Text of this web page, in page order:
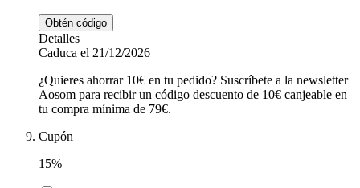
Obtén código
Detalles
Caduca el 21/12/2026
¿Quieres ahorrar 10€ en tu pedido? Suscríbete a la newsletter
Aosom para recibir un código descuento de 10€ canjeable en
tu compra mínima de 79€.
Cupón
15%